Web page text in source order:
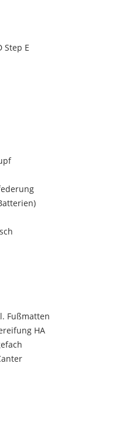
Step E
Fußmatten
HA